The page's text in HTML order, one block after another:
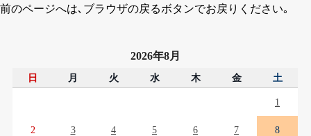
前のページへは､ブラウザの戻るボタンでお戻りください｡
2026年8月
日 月 火 水 木 金 土
1
2 3 4 5 6 7 8